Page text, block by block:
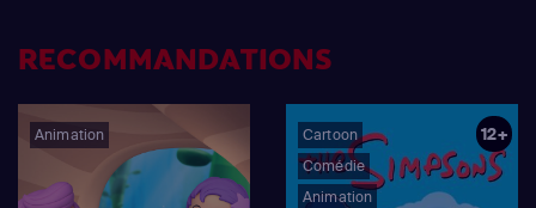
RECOMMANDATIONS
Animation
Cartoon
Comédie
Animation
12+